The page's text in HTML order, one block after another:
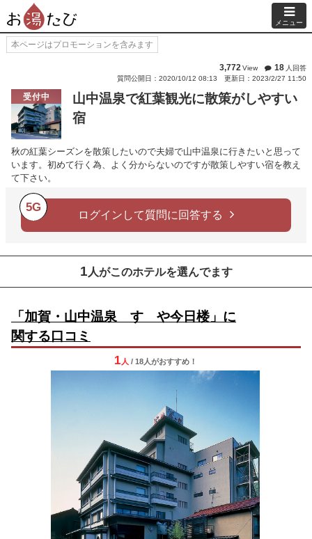
メニュー
本ページはプロモーションを含みます
3,772View 18 人回答
質問公開日：2020/10/12 08:13
更新日：2023/2/27 11:50
受付中
山中温泉で紅葉観光に散策がしやすい
宿
秋の紅葉シーズンを散策したいので夫婦で山中温泉に行きたいと思って
います。初めて行く為、よく分からないのですが散策しやすい宿を教え
て下さい。
5G
ログインして質問に回答する
1 人がこのホテルを選んでます
「加賀・山中温泉 すゞや今日楼」に
関する口コミ
1 人 / 18人がおすすめ！